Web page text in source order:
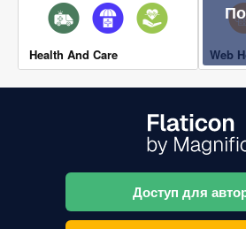
Health And Care Web
Доступ для